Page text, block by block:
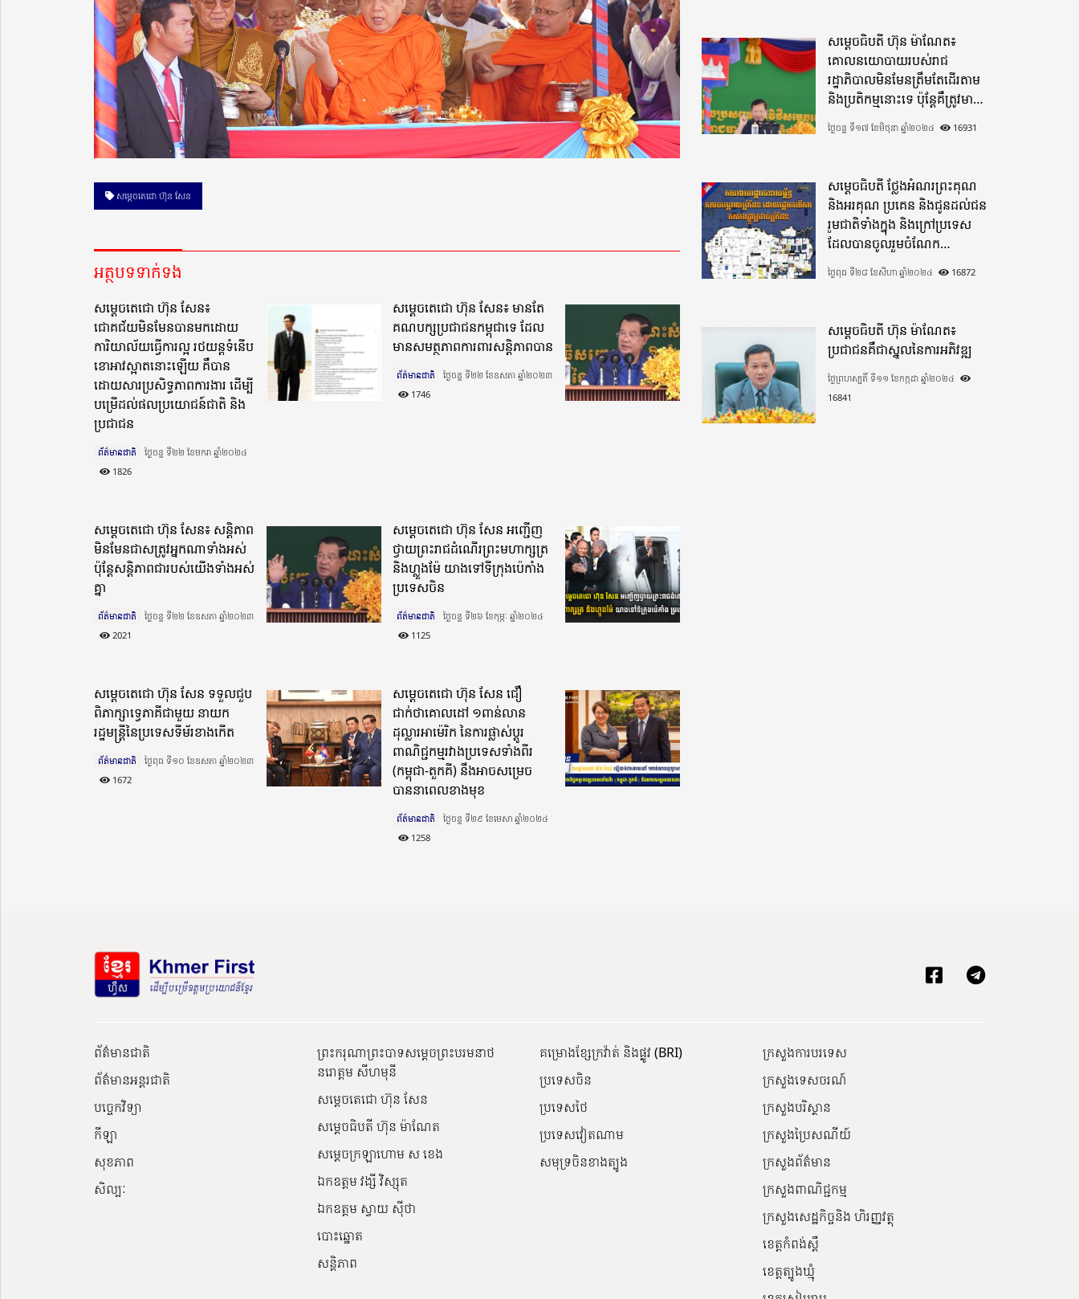
សម្តេចតេជោ ហ៊ុន សែន
អត្ថបទទាក់ទង
សម្តេចតេជោ ហ៊ុន សែន៖
ជោគជ័យមិនមែនបានមកដោយ
ការិយាល័យធ្វើការល្អ រថយន្តទំនើប
ខោអាវស្អាតនោះឡើយ គឺបាន
ដោយសារប្រសិទ្ធភាពការងារ ដើម្បី
បម្រើដល់ផលប្រយោជន៍ជាតិ និង
ប្រជាជន
ព័ត៌មានជាតិ
ថ្ងៃចន្ទ ទី២២ ខែមករា ឆ្នាំ២០២៤​
1826
សម្តេចតេជោ ហ៊ុន សែន៖ មានតែ
គណបក្សប្រជាជនកម្ពុជាទេ ដែល
មានសមត្ថភាពការពារសន្តិភាពបាន
ព័ត៌មានជាតិ
ថ្ងៃចន្ទ ទី២២ ខែឧសភា ឆ្នាំ២០២៣​
1746
សម្តេចតេជោ ហ៊ុន សែន៖ សន្តិភាព
មិនមែនជាសត្រូវអ្នកណាទាំងអស់
ប៉ុន្តែសន្តិភាពជារបស់យើងទាំងអស់
គ្នា
ព័ត៌មានជាតិ
ថ្ងៃចន្ទ ទី២២ ខែឧសភា ឆ្នាំ២០២៣​
2021
សម្ដេចតេជោ ហ៊ុន សែន អញ្ជើញ
ថ្វាយព្រះរាជដំណើរព្រះមហាក្សត្រ
និងហ្លួងម៉ែ យាងទៅទីក្រុងប៉េកាំង
ប្រទេសចិន
ព័ត៌មានជាតិ
ថ្ងៃចន្ទ ទី២៦ ខែកុម្ភៈ ឆ្នាំ២០២៤​
1125
សម្តេចតេជោ ហ៊ុន សែន ទទួលជួប
ពិភាក្សាទ្វេភាគីជាមួយ នាយក
រដ្ឋមន្រ្តីនៃប្រទេសទីម័រខាងកើត
ព័ត៌មានជាតិ
ថ្ងៃពុធ ទី១០ ខែឧសភា ឆ្នាំ២០២៣​
1672
សម្ដេចតេជោ ហ៊ុន សែន ជឿ
ជាក់ថាគោលដៅ ១ពាន់លាន
ដុល្លារអាម៉េរិក នៃការផ្លាស់ប្តូរ
ពាណិជ្ជកម្មរវាងប្រទេសទាំងពីរ
(កម្ពុជា-តួកគី) នឹងអាចសម្រេច
បាននាពេលខាងមុខ
ព័ត៌មានជាតិ
ថ្ងៃចន្ទ ទី២៩ ខែមេសា ឆ្នាំ២០២៤​
1258
សម្តេចធិបតី ហ៊ុន ម៉ាណែត៖
គោលនយោបាយរបស់រាជ
រដ្ឋាភិបាលមិនមែនត្រឹមតែដើរតាម
និងប្រតិកម្មនោះទេ ប៉ុន្តែគឺត្រូវមាន
ភាពបុរេសកម្ម
ថ្ងៃចន្ទ ទី១៧ ខែមិថុនា ឆ្នាំ២០២៤ 16931
សម្តេចធិបតី ថ្លែងអំណរព្រះគុណ
និងអរគុណ ប្រគេន និងជូនដល់ជន
រួមជាតិទាំងក្នុង​ និងក្រៅប្រទេស​
ដែលបានចូលរួមចំណែក
យ៉ាងផុលផុសបរិច្ចាគថវិកាក្នុង
«មូលនិធិកសាងហេដ្ឋារចនាសម្ព័ន្ធ
កសាងផ្លូវក្រវាត់ព្រំដែន
ថ្ងៃពុធ ទី២៨ ខែសីហា ឆ្នាំ២០២៤ 16872
សម្តេចធិបតី ហ៊ុន ម៉ាណែត៖
ប្រជាជនគឺជាស្នូលនៃការអភិវឌ្ឍ
ថ្ងៃព្រហស្បតិ៍ ទី១១ ខែកក្កដា ឆ្នាំ២០២៤
16841
ព័ត៌មានជាតិ
ព័ត៌មានអន្តរជាតិ
បច្ចេកវិទ្យា
កីឡា
សុខភាព
សិល្បៈ
ព្រះករុណាព្រះបាទសម្តេចព្រះបរមនាថ
នរោត្តម សីហមុនី
សម្តេចតេជោ ហ៊ុន សែន
សម្ដេចធិបតី ហ៊ុន ម៉ាណែត
សម្ដេចក្រឡាហោម ស ខេង
ឯកឧត្តម វង្សី វិស្សុត
ឯកឧត្តម ស្វាយ ស៊ីថា
បោះឆ្នោត
សន្តិភាព
គម្រោងខ្សែក្រវ៉ាត់ និងផ្លូវ (BRI)
ប្រទេសចិន
ប្រទេសថៃ
ប្រទេសវៀតណាម
សមុទ្រចិនខាងត្បូង
ក្រសួងការបរទេស
ក្រសួងទេសចរណ៍
ក្រសួងបរិស្ថាន
ក្រសួងប្រៃសណីយ៍
ក្រសួងព័ត៌មាន
ក្រសួងពាណិជ្ជកម្ម
ក្រសួងសេដ្ឋកិច្ចនិង ហិរញ្ញវត្ថុ
ខេត្តកំពង់ស្ពឺ
ខេត្តត្បូងឃ្មុំ